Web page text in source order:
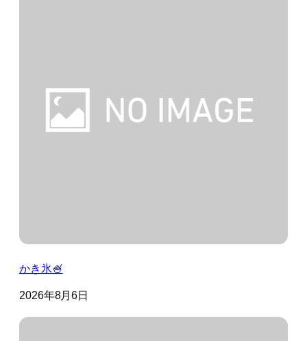
かき氷🍧
2026年8月6日